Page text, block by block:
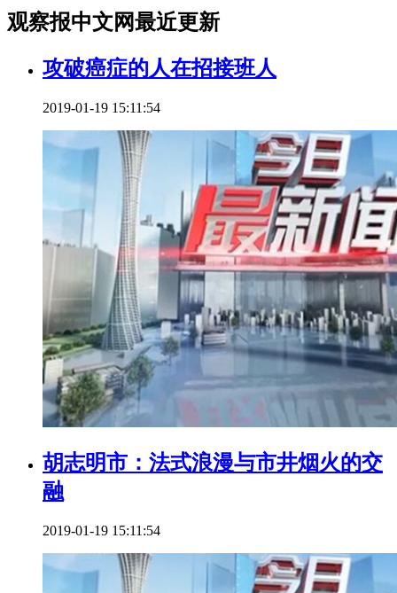
观察报中文网最近更新
攻破癌症的人在招接班人
2019-01-19 15:11:54
胡志明市：法式浪漫与市井烟火的交
融
2019-01-19 15:11:54